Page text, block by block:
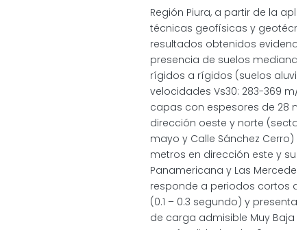
Región Piura, a partir de la
técnicas geofísicas y
resultados obtenidos
presencia de suelos
rígidos a rígidos (suelos
velocidades Vs30: 283-369 m/
capas con espesores de 28
dirección oeste y norte (sector
mayo y Calle Sánchez Cerro) y
metros en dirección este y sur
Panamericana y Las
responde a periodos cortos
(0.1 – 0.3 segundo) y
de carga admisible Muy Baja